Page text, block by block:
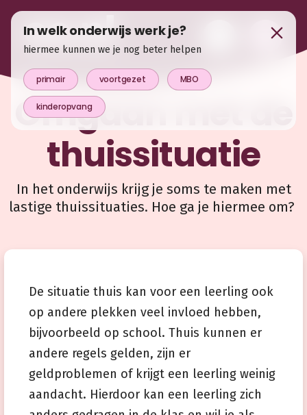
Omgaan met de
thuissituatie
In het onderwijs krijg je soms te maken met
lastige thuissituaties. Hoe ga je hiermee om?
De situatie thuis kan voor een leerling ook
op andere plekken veel invloed hebben,
bijvoorbeeld op school. Thuis kunnen er
andere regels gelden, zijn er
geldproblemen of krijgt een leerling weinig
aandacht. Hierdoor kan een leerling zich
In welk onderwijs werk je?
hiermee kunnen we je nog beter helpen
primair voortgezet MBO
kinderopvang